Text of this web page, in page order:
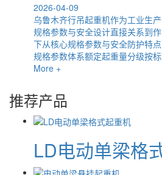
2026-04-09
乌鲁木齐行吊起重机作为工业生
规格参数与安全设计直接关系到
下从核心规格参数与安全防护特
规格参数体系额定起重量分级按
More +
推荐产品
LD电动单梁格